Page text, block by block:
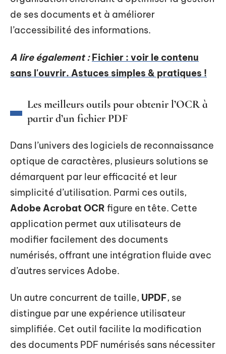
de ses documents et à améliorer
l’accessibilité des informations.
A lire également : Fichier : voir le contenu
sans l'ouvrir. Astuces simples & pratiques !
Les meilleurs outils pour obtenir l’OCR à
partir d’un fichier PDF
Dans l’univers des logiciels de reconnaissance
optique de caractères, plusieurs solutions se
démarquent par leur efficacité et leur
simplicité d’utilisation. Parmi ces outils,
Adobe Acrobat OCR figure en tête. Cette
application permet aux utilisateurs de
modifier facilement des documents
numérisés, offrant une intégration fluide avec
d’autres services Adobe.
Un autre concurrent de taille, UPDF, se
distingue par une expérience utilisateur
simplifiée. Cet outil facilite la modification
des documents PDF numérisés sans nécessiter